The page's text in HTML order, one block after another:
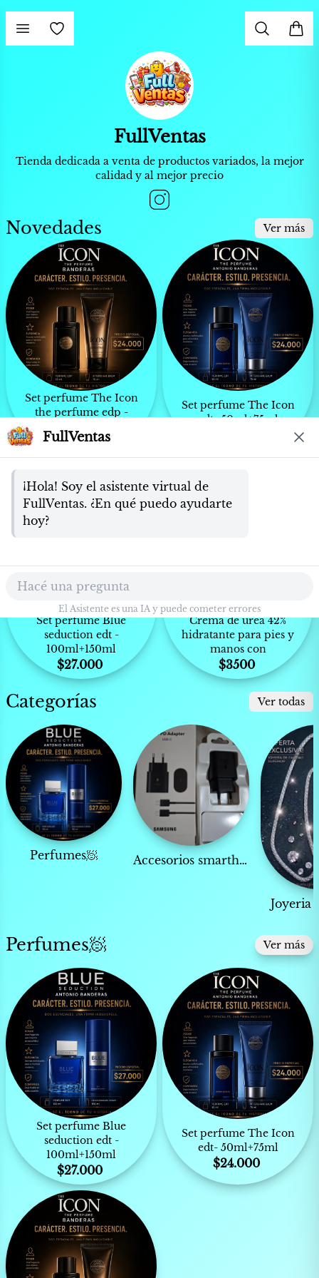
FullVentas
Tienda dedicada a venta de productos variados, la mejor
calidad y al mejor precio
FullVentas
¡Hola! Soy el asistente virtual de
FullVentas. ¿En qué puedo ayudarte
hoy?
Hacé una pregunta
El Asistente es una IA y puede cometer errores
Novedades Ver más
Set perfume The Icon
the perfume edp -
$24.000
Set perfume The Icon
edt- 50ml+75ml
Set perfume Blue
seduction edt -
100ml+150ml
$27.000
Crema de urea 42%
hidratante para pies y
manos con
$3500
Categorías Ver todas
Perfumes🧖 Accesorios smarthphone📱
Joyeria
Perfumes🧖 Ver más
Set perfume Blue
seduction edt -
100ml+150ml
$27.000
Set perfume The Icon
edt- 50ml+75ml
$24.000